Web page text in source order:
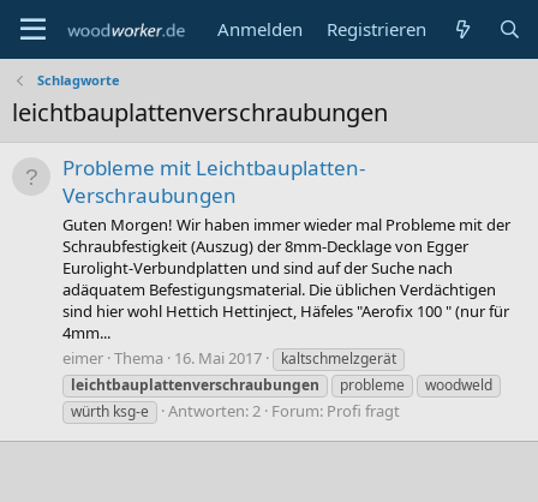
Anmelden Registrieren
Schlagworte
leichtbauplattenverschraubungen
Probleme mit Leichtbauplatten-
Verschraubungen
Guten Morgen! Wir haben immer wieder mal Probleme mit der
Schraubfestigkeit (Auszug) der 8mm-Decklage von Egger
Eurolight-Verbundplatten und sind auf der Suche nach
adäquatem Befestigungsmaterial. Die üblichen Verdächtigen
sind hier wohl Hettich Hettinject, Häfeles "Aerofix 100 " (nur für
4mm...
eimer Thema 16. Mai 2017
kaltschmelzgerät
leichtbauplattenverschraubungen
probleme
woodweld
würth ksg-e
Antworten: 2 Forum: Profi fragt